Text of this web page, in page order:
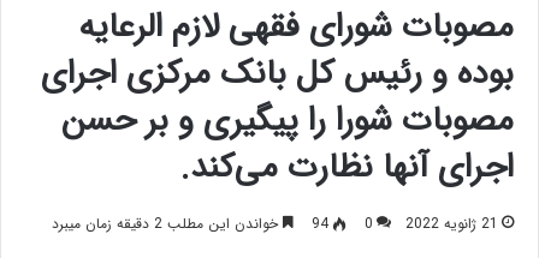
مصوبات شورای فقهی لازم‌ الرعایه
بوده و رئیس کل بانک مرکزی اجرای
مصوبات شورا را پیگیری و بر حسن
اجرای آنها نظارت می‌کند.
21 ژانویه 2022 0
94 خواندن این مطلب 2 دقیقه زمان میبرد